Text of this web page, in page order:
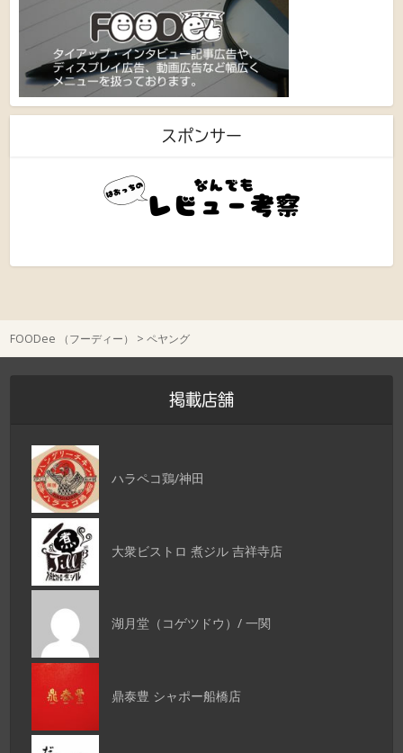
スポンサー
FOODee （フーディー） >ペヤング
掲載店舗
ハラペコ鶏/神田
大衆ビストロ 煮ジル 吉祥寺店
湖月堂（コゲツドウ）/ 一関
鼎泰豊 シャポー船橋店